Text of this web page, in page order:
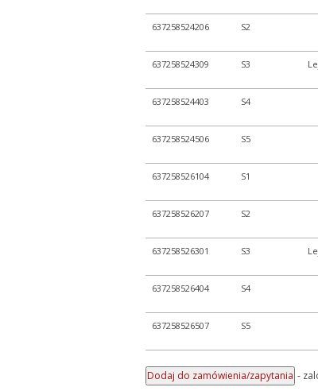
637258524206 S2
637258524309 S3
637258524403 S4
637258524506 S5
637258526104 S1
637258526207 S2
637258526301 S3
637258526404 S4
637258526507 S5
-